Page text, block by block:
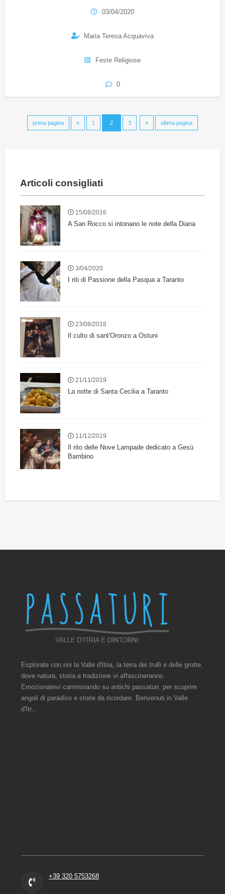
03/04/2020
Maria Teresa Acquaviva
Feste Religiose
0
prima pagina « 1 2 3 » ultima pagina
Articoli consigliati
15/08/2016
A San Rocco si intonano le note della Diana
3/04/2020
I riti di Passione della Pasqua a Taranto
23/08/2018
Il culto di sant'Oronzo a Ostuni
21/11/2019
La notte di Santa Cecilia a Taranto
11/12/2019
Il rito delle Nove Lampade dedicato a Gesù
Bambino
Esplorate con noi la Valle d'Itria, la terra dei trulli e delle grotte,
dove natura, storia e tradizione vi affascineranno.
Emozionatevi camminando su antichi passaturi, per scoprire
angoli di paradiso e storie da ricordare. Benvenuti in Valle
d'Itr...
+39 320 5753268